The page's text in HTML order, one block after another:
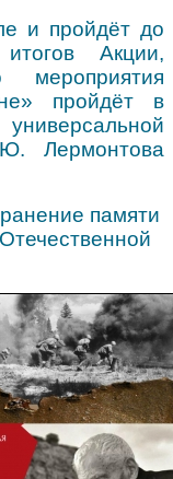
и пройдёт до
Акции,
мероприятия
пройдёт в
Лермонтова
памяти